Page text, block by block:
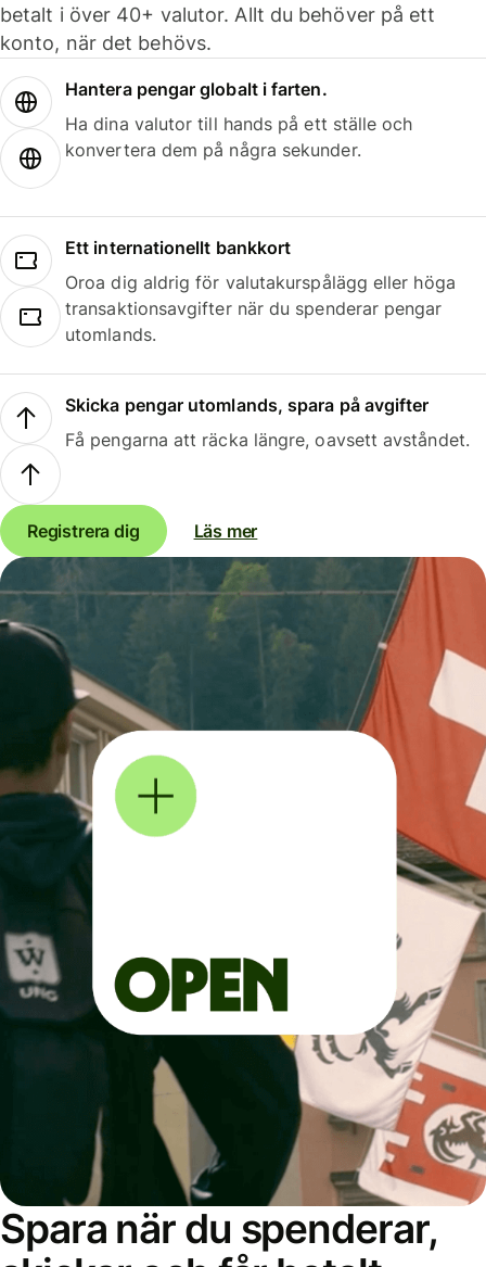
betalt i över 40+ valutor. Allt du behöver på ett
konto, när det behövs.
Hantera pengar globalt i farten.
Ha dina valutor till hands på ett ställe och
konvertera dem på några sekunder.
Ett internationellt bankkort
Oroa dig aldrig för valutakurspålägg eller höga
transaktionsavgifter när du spenderar pengar
utomlands.
Skicka pengar utomlands, spara på avgifter
Få pengarna att räcka längre, oavsett avståndet.
Registrera dig Läs mer
Spara när du spenderar,